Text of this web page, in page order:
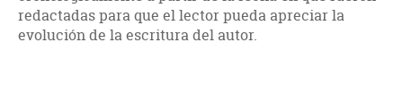
redactadas para que el lector pueda apreciar la
evolución de la escritura del autor.